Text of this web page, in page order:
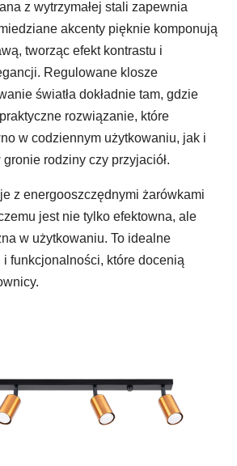
z wytrzymałej stali zapewnia
akcenty pięknie komponują
tworząc efekt kontrastu i
Regulowane klosze
światła dokładnie tam, gdzie
rozwiązanie, które
w codziennym użytkowaniu, jak i
rodziny czy przyjaciół.
z energooszczędnymi żarówkami
jest nie tylko efektowna, ale
w użytkowaniu. To idealne
i funkcjonalności, które docenią